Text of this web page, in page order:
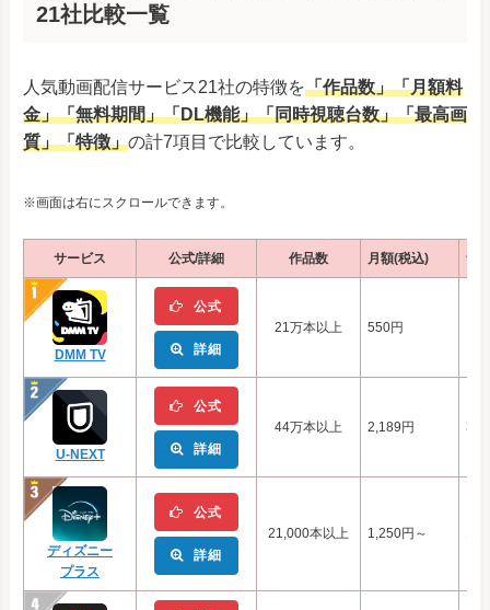
21社比較一覧
人気動画配信サービス21社の特徴を「作品数」「月額料
金」「無料期間」「DL機能」「同時視聴台数」「最高画
質」「特徴」の計7項目で比較しています。
※画面は右にスクロールできます。
サービス 公式/詳細 作品数 月額(税込) 無
DMM TV
公式
詳細
21万本以上 550円
U-NEXT
公式
詳細
44万本以上 2,189円 31
ディズニー
プラス
公式
詳細
21,000本以上 1,250円～ な